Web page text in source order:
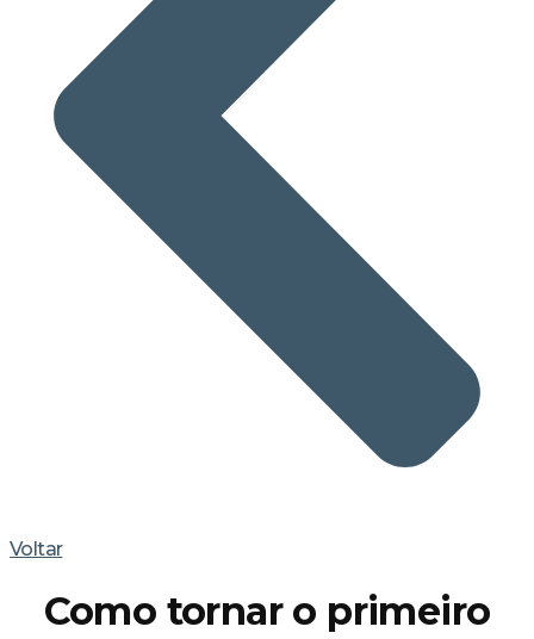
Voltar
Como tornar o primeiro